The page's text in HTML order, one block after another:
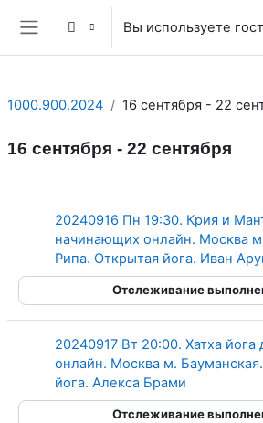
Перейти к основному содержанию
Боковая панель
Вы используете
1000.900.2024 16 сентября - 22
16 сентября - 22 сентября
20240916 Пн 19:30. Крия и
начинающих онлайн. Москва
Рипа. Открытая йога. Иван
Отслеживание
20240917 Вт 20:00. Хатха
онлайн. Москва м.
йога. Алекса Брами
Отслеживание